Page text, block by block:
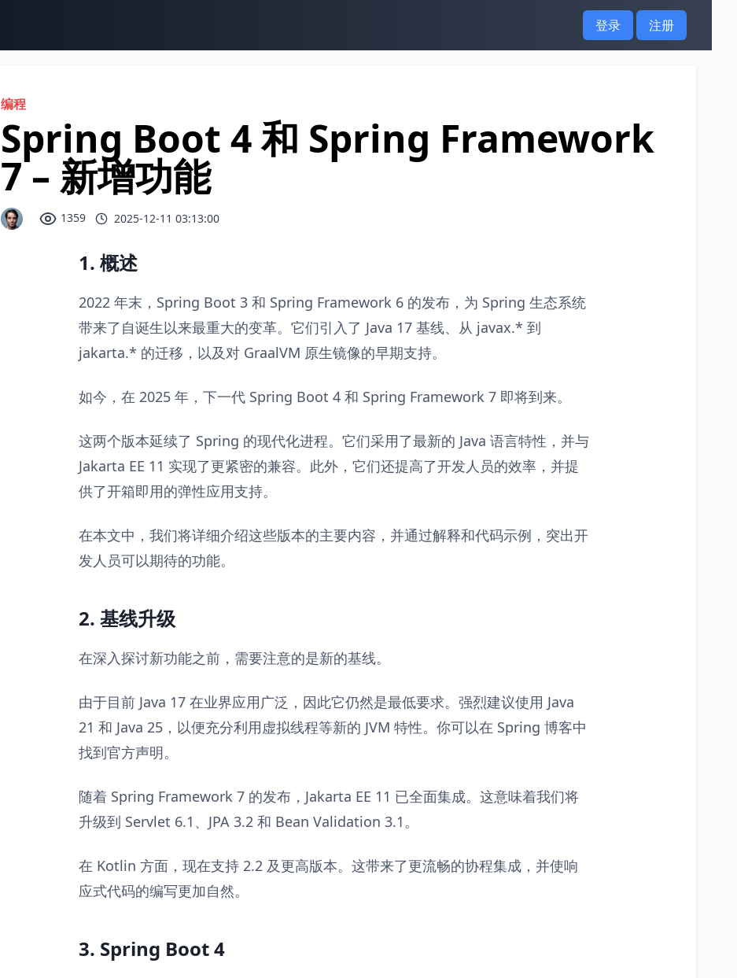
登录 注册
编程
Spring Boot 4 和 Spring Framework
7 – 新增功能
1359 2025-12-11 03:13:00
1. 概述
2022 年末，Spring Boot 3 和 Spring Framework 6 的发布，为 Spring 生态系统
带来了自诞生以来最重大的变革。它们引入了 Java 17 基线、从 javax.* 到
jakarta.* 的迁移，以及对 GraalVM 原生镜像的早期支持。
如今，在 2025 年，下一代 Spring Boot 4 和 Spring Framework 7 即将到来。
这两个版本延续了 Spring 的现代化进程。它们采用了最新的 Java 语言特性，并与
Jakarta EE 11 实现了更紧密的兼容。此外，它们还提高了开发人员的效率，并提
供了开箱即用的弹性应用支持。
在本文中，我们将详细介绍这些版本的主要内容，并通过解释和代码示例，突出开
发人员可以期待的功能。
2. 基线升级
在深入探讨新功能之前，需要注意的是新的基线。
由于目前 Java 17 在业界应用广泛，因此它仍然是最低要求。强烈建议使用 Java
21 和 Java 25，以便充分利用虚拟线程等新的 JVM 特性。你可以在 Spring 博客中
找到官方声明。
随着 Spring Framework 7 的发布，Jakarta EE 11 已全面集成。这意味着我们将
升级到 Servlet 6.1、JPA 3.2 和 Bean Validation 3.1。
在 Kotlin 方面，现在支持 2.2 及更高版本。这带来了更流畅的协程集成，并使响
应式代码的编写更加自然。
3. Spring Boot 4